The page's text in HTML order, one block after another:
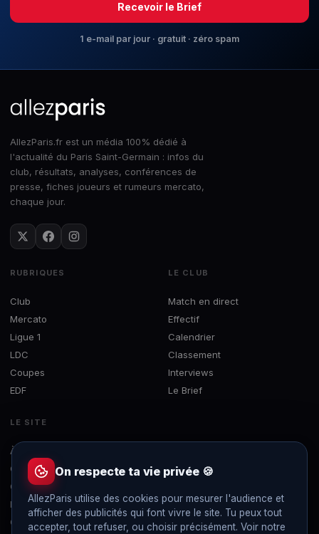
Recevoir le Brief
1 e-mail par jour · gratuit · zéro spam
AllezParis.fr est un média 100% dédié à
l'actualité du Paris Saint-Germain : infos du
club, résultats, analyses, conférences de
presse, fiches joueurs et rumeurs mercato,
chaque jour.
RUBRIQUES
Club
Mercato
Ligue 1
LDC
Coupes
EDF
LE CLUB
Match en direct
Effectif
Calendrier
Classement
Interviews
Le Brief
LE SITE
À propos
Concours
Contact
Mentions légales
Confidentialité
On respecte ta vie privée 🍪
AllezParis utilise des cookies pour mesurer l'audience et
afficher des publicités qui font vivre le site. Tu peux tout
accepter, tout refuser, ou choisir précisément. Voir notre